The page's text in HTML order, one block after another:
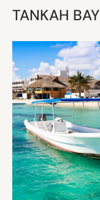
TANKAH BAY